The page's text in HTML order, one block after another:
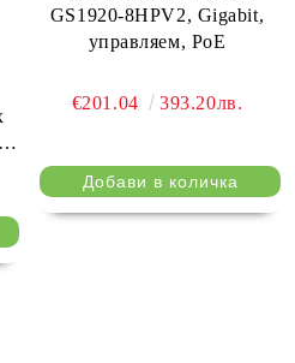
GS1920-8HPV2, Gigabit,
управляем, PoE
€201.04 393.20лв.